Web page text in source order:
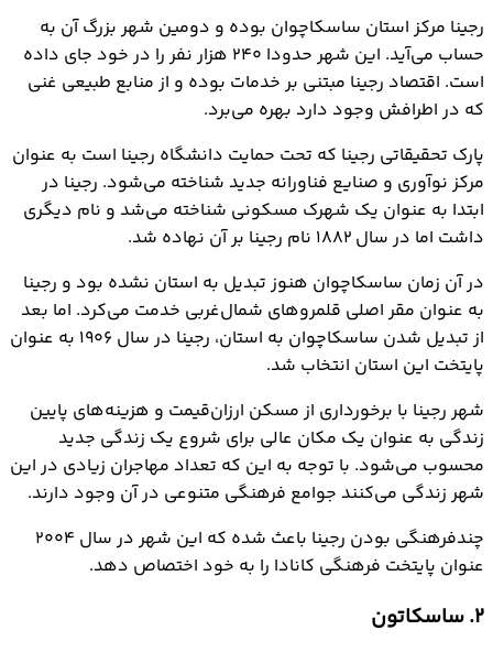
رجینا مرکز استان ساسکاچوان بوده و دومین شهر بزرگ آن به
حساب می‌آید. این شهر حدودا ۲۴۰ هزار نفر را در خود جای داده
است. اقتصاد رجینا مبتنی بر خدمات بوده و از منابع طبیعی غنی
که در اطرافش وجود دارد بهره می‌برد.
پارک تحقیقاتی رجینا که تحت حمایت دانشگاه رجینا است به عنوان
مرکز نوآوری و صنایع فناورانه جدید شناخته می‌شود. رجینا در
ابتدا به عنوان یک شهرک مسکونی شناخته می‌شد و نام دیگری
داشت اما در سال ۱۸۸۲ نام رجینا بر آن نهاده شد.
در آن زمان ساسکاچوان هنوز تبدیل به استان نشده بود و رجینا
به عنوان مقر اصلی قلمروهای شمال‌غربی خدمت می‌کرد. اما بعد
از تبدیل شدن ساسکاچوان به استان، رجینا در سال ۱۹۰۶ به عنوان
پایتخت این استان انتخاب شد.
شهر رجینا با برخورداری از مسکن ارزان‌قیمت و هزینه‌های پایین
زندگی به عنوان یک مکان عالی برای شروع یک زندگی جدید
محسوب می‌شود. با توجه به این که تعداد مهاجران زیادی در این
شهر زندگی می‌کنند جوامع فرهنگی متنوعی در آن وجود دارند.
چندفرهنگی بودن رجینا باعث شده که این شهر در سال ۲۰۰۴
عنوان پایتخت فرهنگی کانادا را به خود اختصاص دهد.
2. ساسکاتون